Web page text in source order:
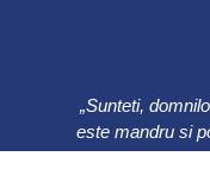
„Sunteti,
este mandru si
care trebuie sa